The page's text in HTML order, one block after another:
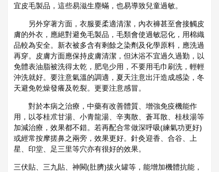
宜皮毛製品，這些易滋生塵蟎，也易導致兒童過敏。
另外穿著方面，衣服要柔適清潔，內衣褲甚至會接觸皮
膚的外衣，應絕對避免毛製品，毛類會使過敏惡化，用棉織
品較為安全。新衣被多含有剩餘之染劑及化學原料，應洗過
再穿。皮膚方面應保持皮膚清潔，但沐浴不宜過久過勤，以
免體表油脂被洗得太乾，肥皂少用，不要用毛巾刷洗，輕輕
沖洗就好。要注意氣溫的調適，夏天注意出汗造成感染，冬
天避免乾燥發癢及乾裂。更要注意感冒。
對於本病之治療，中藥有改善體質、增強免疫機能作
用，以苓桂朮甘湯、小青龍湯、辛夷散、蒼耳散、桂枝湯等
加減治療，效果都不錯。若再配合常做深呼吸(練氣功更好)
或經常按摩搓鼻之兩旁，效果更好。針灸迎香、合谷、上
星、印堂、足三里等穴亦有很好的效果。
三伏貼、三九貼、神闕(肚臍)拔火罐等，能增加機體抗能，